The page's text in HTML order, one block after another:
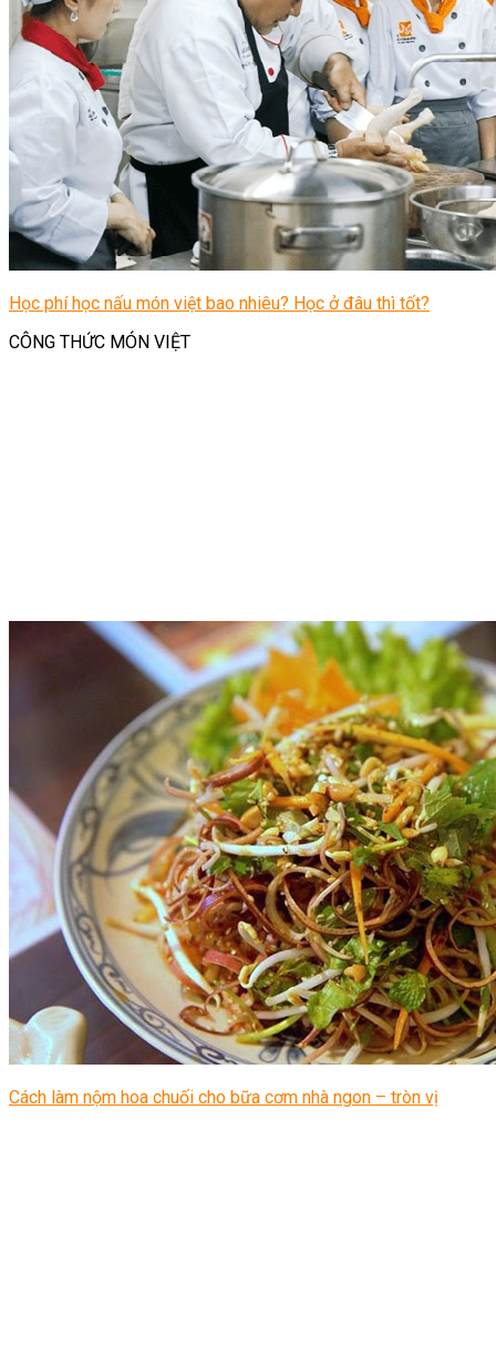
Học phí học nấu món việt bao nhiêu? Học ở đâu thì tốt?
CÔNG THỨC MÓN VIỆT
Cách làm nộm hoa chuối cho bữa cơm nhà ngon – tròn vị